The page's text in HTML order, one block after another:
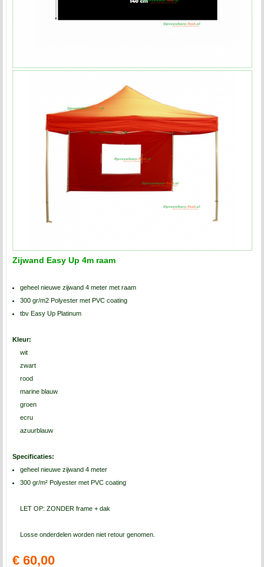
Zijwand Easy Up 4m raam
geheel nieuwe zijwand 4 meter met raam
300 gr/m2 Polyester met PVC coating
tbv Easy Up Platinum
Kleur:
wit
zwart
rood
marine blauw
groen
ecru
azuurblauw
Specificaties:
geheel nieuwe zijwand 4 meter
300 gr/m² Polyester met PVC coating
LET OP: ZONDER frame + dak
Losse onderdelen worden niet retour genomen.
€ 60,00